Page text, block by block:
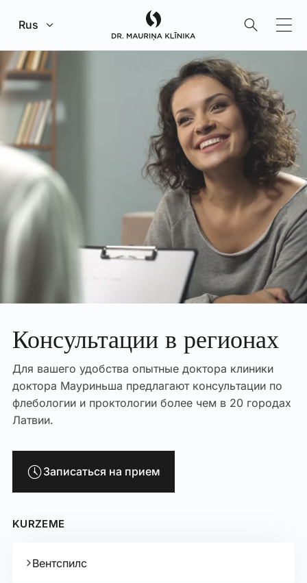
Перейти к главному содержанию
Rus
Консультации в регионах
Для вашего удобства опытные доктора клиники
доктора Мауриньша предлагают консультации по
флебологии и проктологии более чем в 20 городах
Латвии.
Записаться на прием
KURZEME
Вентспилс